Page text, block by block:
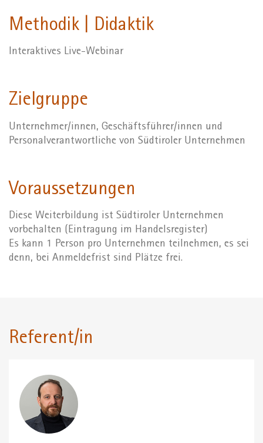
Methodik | Didaktik
Interaktives Live-Webinar
Zielgruppe
Unternehmer/innen, Geschäftsführer/innen und
Personalverantwortliche von Südtiroler Unternehmen
Voraussetzungen
Diese Weiterbildung ist Südtiroler Unternehmen
vorbehalten (Eintragung im Handelsregister)
Es kann 1 Person pro Unternehmen teilnehmen, es sei
denn, bei Anmeldefrist sind Plätze frei.
Referent/in